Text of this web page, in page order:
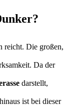
reicht. Die großen,
Da der
darstellt,
ist bei dieser